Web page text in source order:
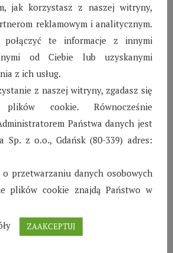
jak korzystasz z naszej witryny,
reklamowym i analitycznym.
połączyć te informacje z innymi
od Ciebie lub uzyskanymi
z ich usług.
z naszej witryny, zgadasz się
cookie. Równocześnie
Państwa danych jest
Sp. z o.o., Gdańsk (80-339) adres:
przetwarzaniu danych osobowych
plików cookie znajdą Państwo w
ZAAKCEPTUJ